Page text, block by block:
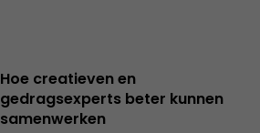
Hoe creatieven en
gedragsexperts beter kunnen
samenwerken